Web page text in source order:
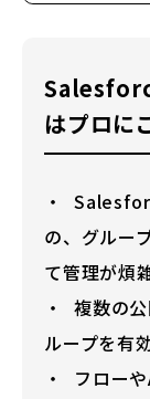
はプロに
の、グルー
て管理が煩
複数の
ループを有
フロー